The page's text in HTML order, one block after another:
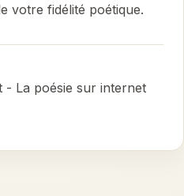
votre fidélité poétique.
- La poésie sur internet